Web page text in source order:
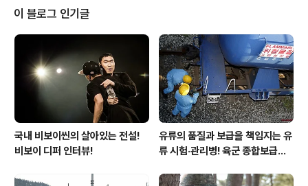
NC의 경기가 열렸다. 참고로 kt 위즈는 워터 페스티벌이
열린 경기에서 무려 6승 2패에 달하는 높은 승률을 보여주
고 있어 어느 때보다 승리의 열망을 지니고 입장했다. 수원
kt 위즈파크는 다양한 타이틀의 좌석이 운영되고 있는데
나는 KT 5G ZONE을 찾았다. 좌석 이름에서부터 알 ..
이 블로그 인기글
국내 비보이씬의 살아있는 전설!
비보이 디퍼 인터뷰!
유류의 품질과 보급을 책임지는 유
류 시험·관리병! 육군 종합보급창